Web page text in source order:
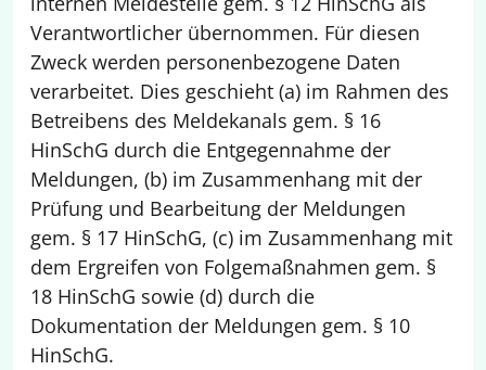
Verantwortlicher übernommen. Für diesen
Zweck werden personenbezogene Daten
verarbeitet. Dies geschieht (a) im Rahmen des
Betreibens des Meldekanals gem. § 16
HinSchG durch die Entgegennahme der
Meldungen, (b) im Zusammenhang mit der
Prüfung und Bearbeitung der Meldungen
gem. § 17 HinSchG, (c) im Zusammenhang mit
dem Ergreifen von Folgemaßnahmen gem. §
18 HinSchG sowie (d) durch die
Dokumentation der Meldungen gem. § 10
HinSchG.